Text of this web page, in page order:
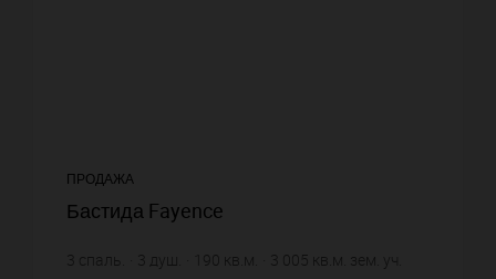
ПРОДАЖА
Бастида Fayence
3 спаль. 3 душ. 190 кв.м. 3 005 кв.м. зем. уч.